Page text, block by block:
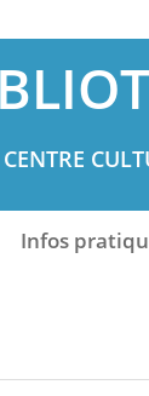
Infos